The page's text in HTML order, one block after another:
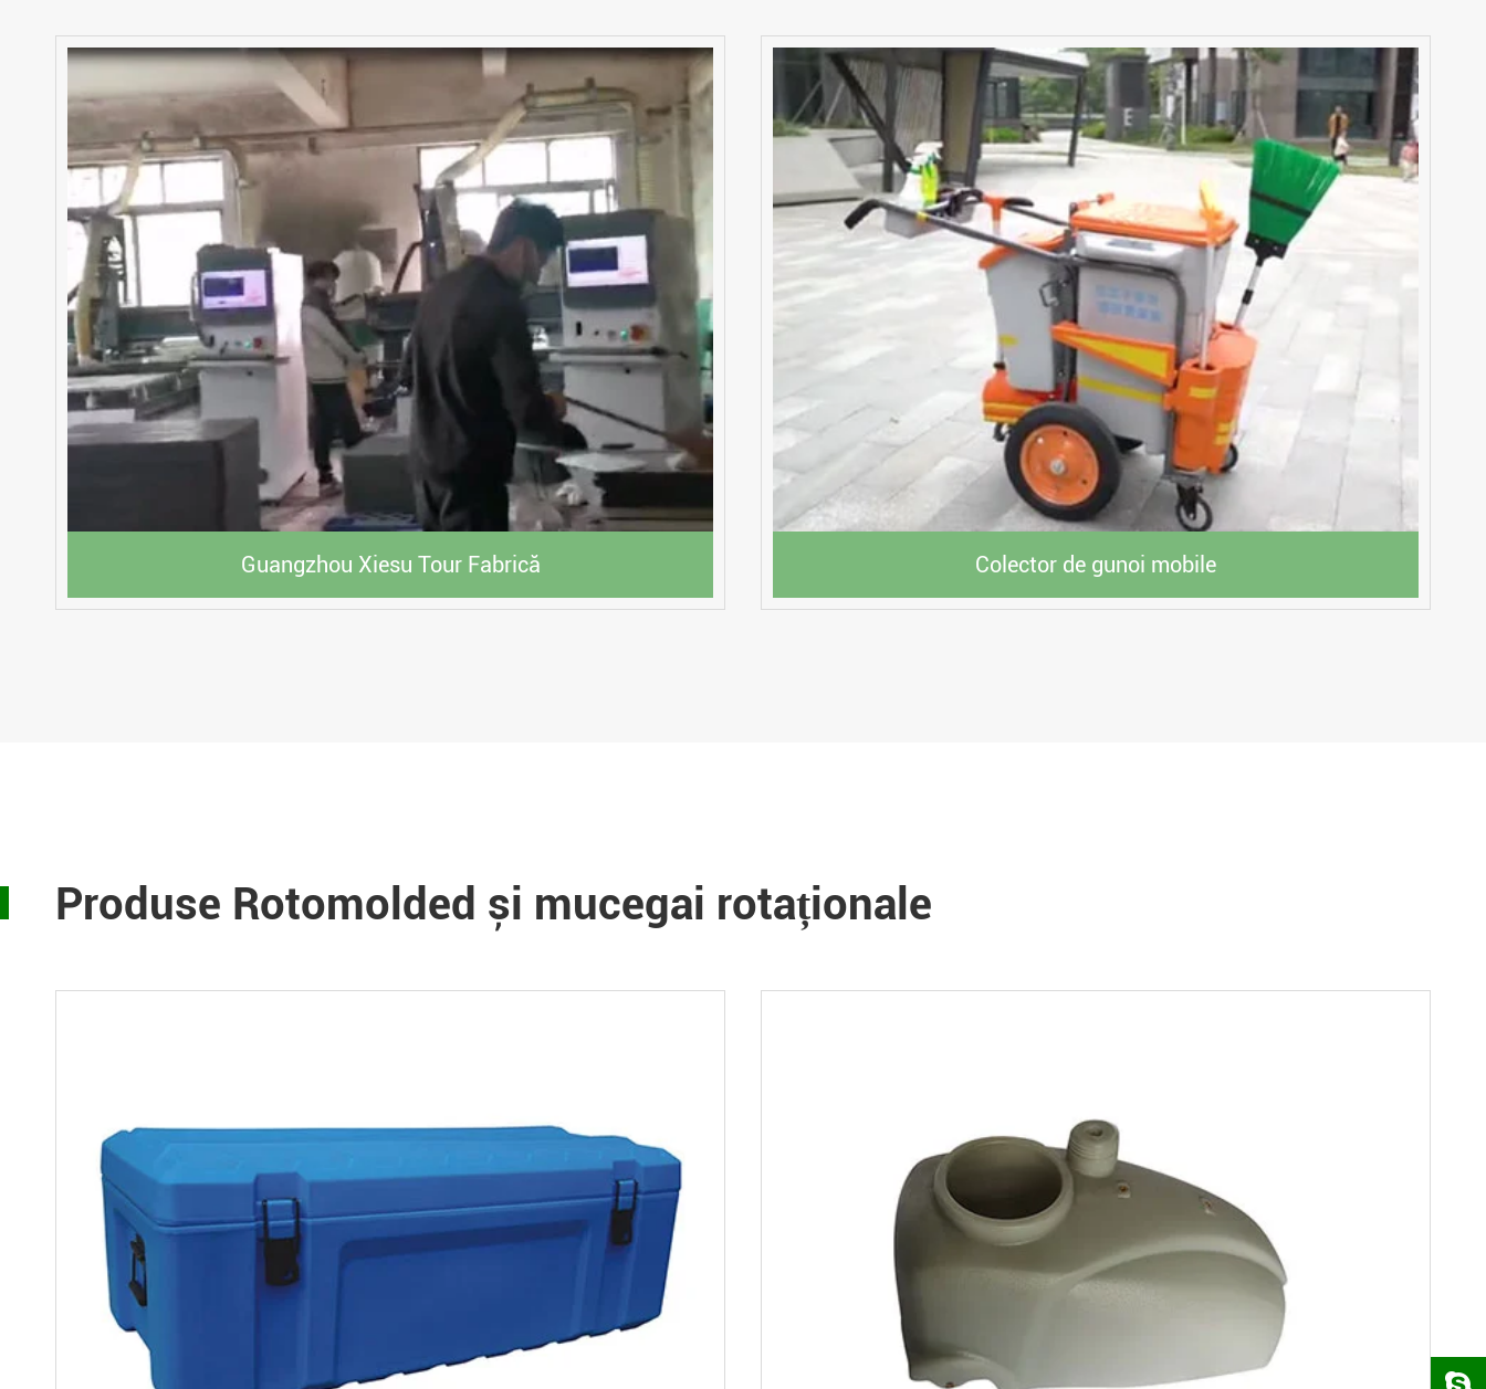
Guangzhou Xiesu Tour Fabrică Colector de gunoi mobile
Produse Rotomolded și mucegai rotaționale